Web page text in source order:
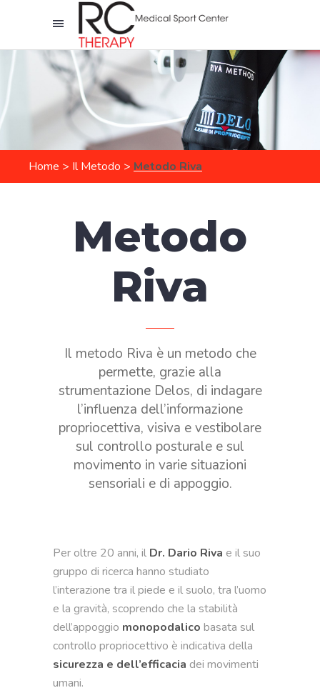
Home > Il Metodo > Metodo Riva
Metodo
Riva
Il metodo Riva è un metodo che
permette, grazie alla
strumentazione Delos, di indagare
l’influenza dell’informazione
propriocettiva, visiva e vestibolare
sul controllo posturale e sul
movimento in varie situazioni
sensoriali e di appoggio.
Per oltre 20 anni, il Dr. Dario Riva e il suo
gruppo di ricerca hanno studiato
l’interazione tra il piede e il suolo, tra l’uomo
e la gravità, scoprendo che la stabilità
dell’appoggio monopodalico basata sul
controllo propriocettivo è indicativa della
sicurezza e dell’efficacia dei movimenti
umani.